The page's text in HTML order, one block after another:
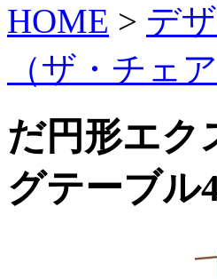
HOME > デ
（ザ・チェア
だ円形エク
グテーブル